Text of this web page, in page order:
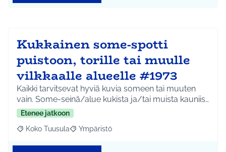
Kukkainen some-spotti
puistoon, torille tai muulle
vilkkaalle alueelle #1973
Kaikki tarvitsevat hyviä kuvia someen tai muuten
vain. Some-seinä/alue kukista ja/tai muista kauniis…
Etenee jatkoon
Rajaa tulokset aihepiirin mukaan: Koko Tuusula
Koko Tuusula Rajaa tulokset teeman mukaan: Ympäristö
Ympäristö